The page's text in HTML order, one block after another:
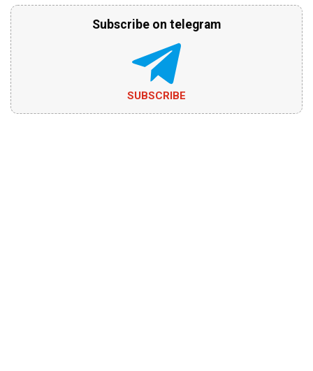
Subscribe on telegram
SUBSCRIBE